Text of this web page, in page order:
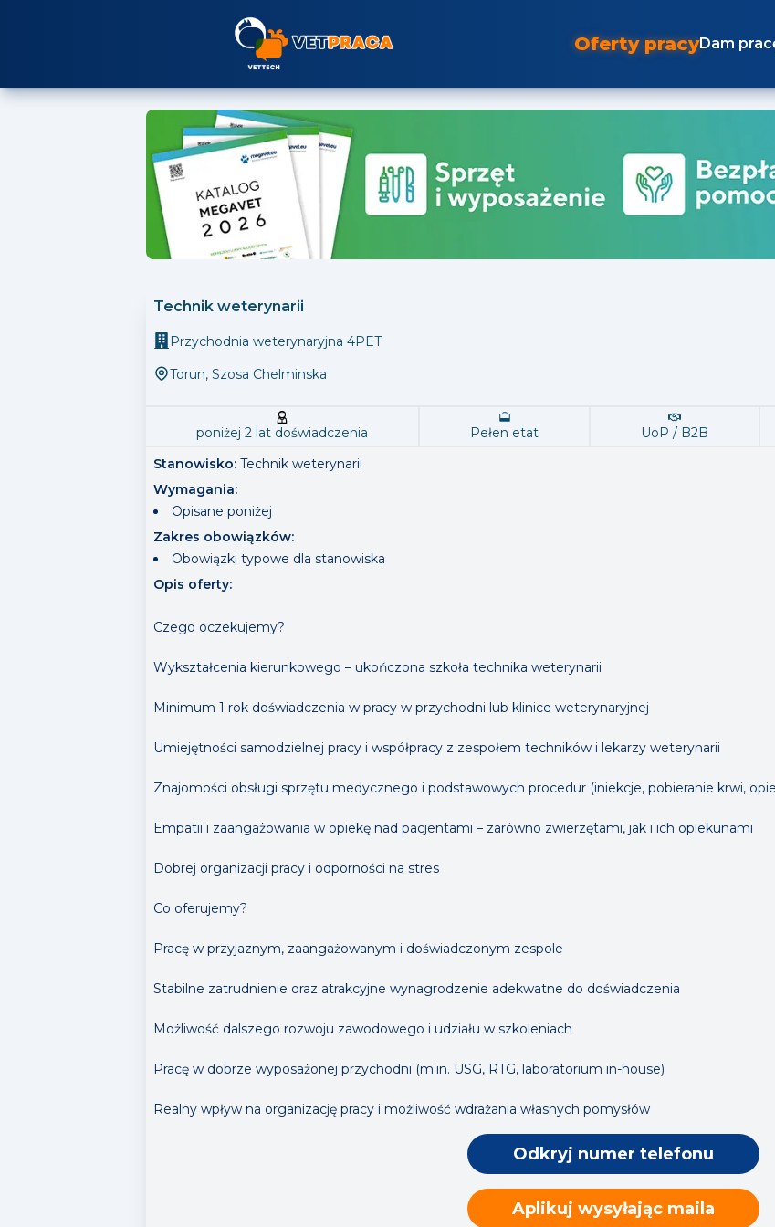
Oferty pracyDam
Technik weterynarii
Przychodnia weterynaryjna 4PET
Torun, Szosa Chelminska
poniżej 2 lat doświadczenia Pełen etat UoP / B2B
Stanowisko: Technik weterynarii
Wymagania:
Opisane poniżej
Zakres obowiązków:
Obowiązki typowe dla stanowiska
Opis oferty:
Czego oczekujemy?
Wykształcenia kierunkowego – ukończona szkoła technika weterynarii
Minimum 1 rok doświadczenia w pracy w przychodni lub klinice weterynaryjnej
Umiejętności samodzielnej pracy i współpracy z zespołem techników i lekarzy weterynarii
Znajomości obsługi sprzętu medycznego i podstawowych procedur (iniekcje, pobieranie krwi,
Empatii i zaangażowania w opiekę nad pacjentami – zarówno zwierzętami, jak i ich opiekunami
Dobrej organizacji pracy i odporności na stres
Co oferujemy?
Pracę w przyjaznym, zaangażowanym i doświadczonym zespole
Stabilne zatrudnienie oraz atrakcyjne wynagrodzenie adekwatne do doświadczenia
Możliwość dalszego rozwoju zawodowego i udziału w szkoleniach
Pracę w dobrze wyposażonej przychodni (m.in. USG, RTG, laboratorium in-house)
Realny wpływ na organizację pracy i możliwość wdrażania własnych pomysłów
Odkryj numer telefonu
Aplikuj wysyłając maila